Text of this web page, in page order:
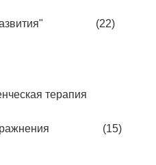
(22)
терапия
(15)